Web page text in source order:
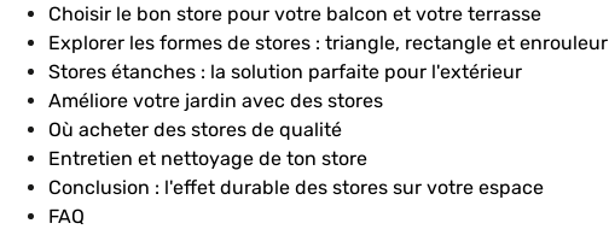
Choisir le bon store pour votre balcon et votre terrasse
Explorer les formes de stores : triangle, rectangle et enrouleur
Stores étanches : la solution parfaite pour l'extérieur
Améliore votre jardin avec des stores
Où acheter des stores de qualité
Entretien et nettoyage de ton store
Conclusion : l'effet durable des stores sur votre espace
FAQ